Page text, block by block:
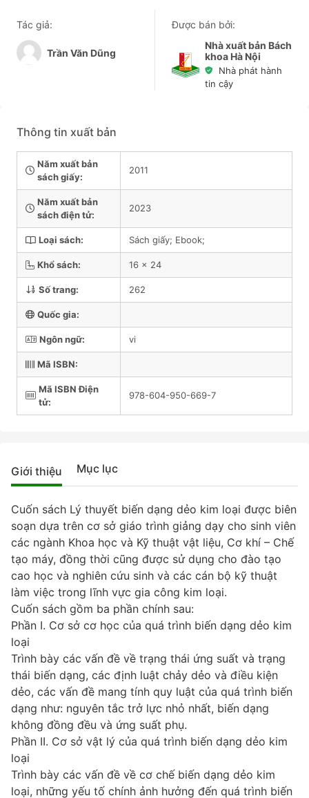
Tác giả:
Trần Văn Dũng
Được bán bởi:
Nhà xuất bản Bách
khoa Hà Nội
Nhà phát hành
tin cậy
Thông tin xuất bản
Năm xuất bản
sách giấy:
2011
Năm xuất bản
sách điện tử:
2023
Loại sách: Sách giấy; Ebook;
Khổ sách: 16 x 24
Số trang: 262
Quốc gia:
Ngôn ngữ: vi
Mã ISBN:
Mã ISBN Điện
tử:
978-604-950-669-7
Giới thiệu Mục lục
Cuốn sách Lý thuyết biến dạng dẻo kim loại được biên
soạn dựa trên cơ sở giáo trình giảng dạy cho sinh viên
các ngành Khoa học và Kỹ thuật vật liệu, Cơ khí – Chế
tạo máy, đồng thời cũng được sử dụng cho đào tạo
cao học và nghiên cứu sinh và các cán bộ kỹ thuật
làm việc trong lĩnh vực gia công kim loại.
Cuốn sách gồm ba phần chính sau:
Phần I. Cơ sở cơ học của quá trình biến dạng dẻo kim
loại
Trình bày các vấn đề về trạng thái ứng suất và trạng
thái biến dạng, các định luật chảy dẻo và điều kiện
dẻo, các vấn đề mang tính quy luật của quá trình biến
dạng như: nguyên tắc trở lực nhỏ nhất, biến dạng
không đồng đều và ứng suất phụ.
Phần II. Cơ sở vật lý của quá trình biến dạng dẻo kim
loại
Trình bày các vấn đề về cơ chế biến dạng dẻo kim
loại, những yếu tố chính ảnh hưởng đến quá trình biến